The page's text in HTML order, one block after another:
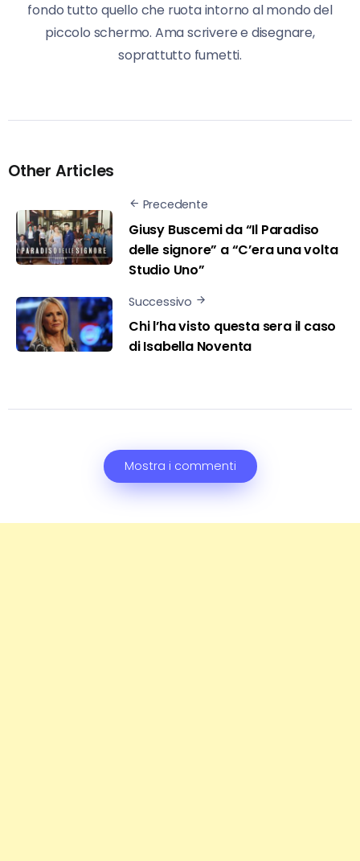
fondo tutto quello che ruota intorno al mondo del
piccolo schermo. Ama scrivere e disegnare,
soprattutto fumetti.
Other Articles
Precedente
Giusy Buscemi da “Il Paradiso
delle signore” a “C’era una volta
Studio Uno”
Successivo
Chi l’ha visto questa sera il caso
di Isabella Noventa
Mostra i commenti